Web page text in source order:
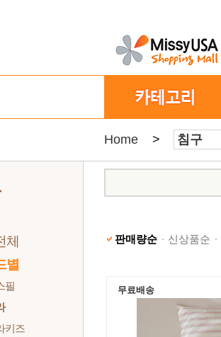
Home >
체
별
필
키즈
판매량순 신상품순
무료배송